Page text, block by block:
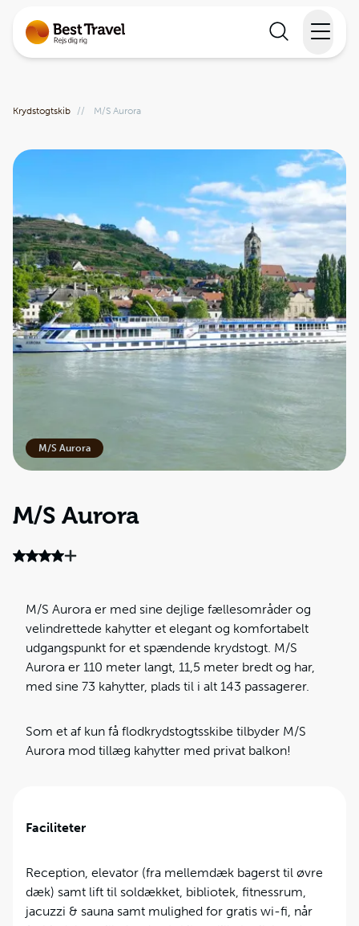
Inspiration
Information
Min Rejse
Krydstogtskib // M/S Aurora
M/S Aurora
M/S Aurora
M/S Aurora er med sine dejlige fællesområder og
velindrettede kahytter et elegant og komfortabelt
udgangspunkt for et spændende krydstogt. M/S
Aurora er 110 meter langt, 11,5 meter bredt og har,
med sine 73 kahytter, plads til i alt 143 passagerer.
Som et af kun få flodkrydstogtsskibe tilbyder M/S
Aurora mod tillæg kahytter med privat balkon!
Faciliteter
Reception, elevator (fra mellemdæk bagerst til øvre
dæk) samt lift til soldækket, bibliotek, fitnessrum,
jacuzzi & sauna samt mulighed for gratis wi-fi, når